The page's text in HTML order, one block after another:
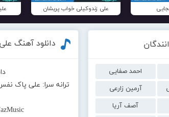
علی زندوکیلی خواب پریشان
احمد صفایی
آرمین زارعی
آصف آریا
دانلود آهنگ
ترانه سرا: علی پاک